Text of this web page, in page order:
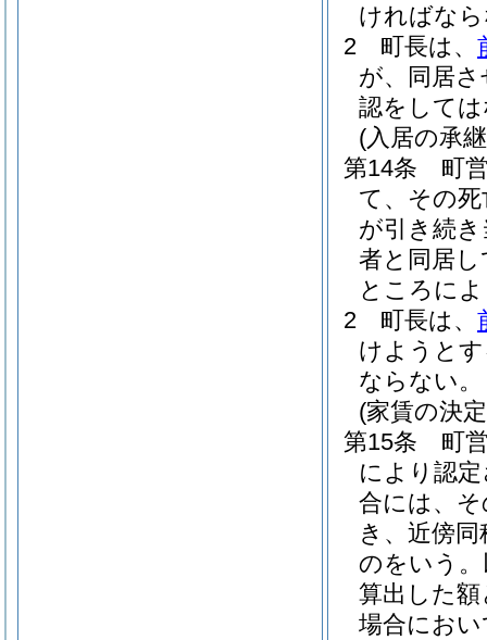
ければな
2
町長は、
が、同居
認をして
(入居の承
第14条
町
て、その
が引き続
者と同居
ところに
2
町長は、
けようと
ならない。
(家賃の決
第15条
町
により認
合には、
き、近傍
のをいう
算出した
場合におい